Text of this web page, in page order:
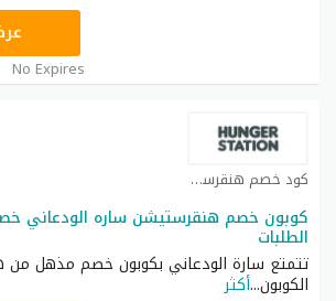
No Expires
كود خصم هنقرستيشن كوبون
الطلبات
تتمتع سارة الودعاني بكوبون خصم مذهل
الكوبون...أكثر